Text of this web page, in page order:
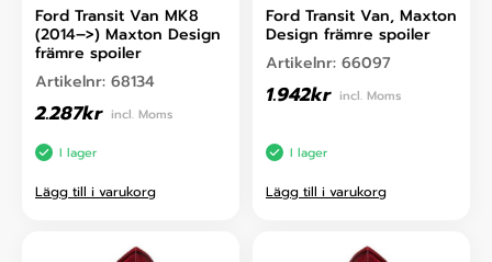
Ford Transit Van MK8
(2014–>) Maxton Design
främre spoiler
Artikelnr: 68134
2.287kr incl. Moms
I lager
Lägg till i varukorg
Ford Transit Van, Maxton
Design främre spoiler
Artikelnr: 66097
1.942kr incl. Moms
I lager
Lägg till i varukorg